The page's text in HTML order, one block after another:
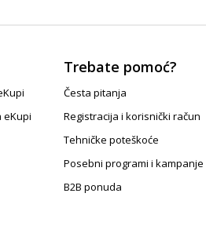
eKupi
Trebate pomoć?
Česta pitanja
Registracija i korisnički račun
Tehničke poteškoće
Posebni programi i kampanje
B2B ponuda